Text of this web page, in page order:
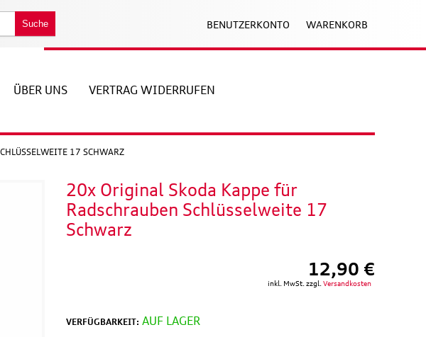
BENUTZERKONTO WARENKORB
Suche
ÜBER UNS VERTRAG WIDERRUFEN
17 SCHWARZ
20x Original Skoda Kappe für
Radschrauben Schlüsselweite 17
Schwarz
12,90 €
inkl. MwSt. zzgl. Versandkosten
VERFÜGBARKEIT: AUF LAGER